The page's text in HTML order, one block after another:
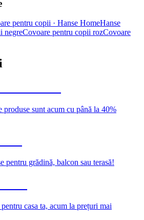
pentru copii · Hanse HomeHanse
negreCovoare pentru copii rozCovoare
produse sunt acum cu până la 40%
pentru grădină, balcon sau terasă!
casa ta, acum la prețuri mai